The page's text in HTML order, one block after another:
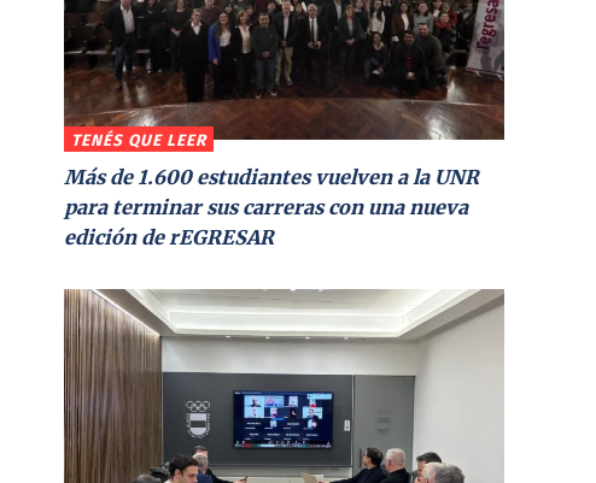
TENÉS QUE LEER
Más de 1.600 estudiantes vuelven a la UNR
para terminar sus carreras con una nueva
edición de rEGRESAR